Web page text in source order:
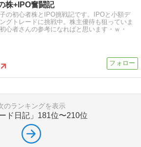
株+IPO奮闘記
の初心者株とIPO挑戦記です。IPOと小額デ
グトレードに挑戦中。株主優待も狙っていま
心者さんの参考になればと思います・ｗ・
のランキングを表示
ド日記」 181位〜210位